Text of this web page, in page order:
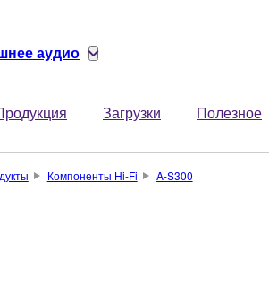
аудио
Загрузки Полезное
Компоненты Hi-Fi A-S300